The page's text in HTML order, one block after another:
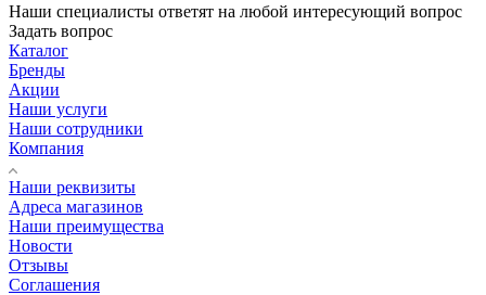
Наши специалисты ответят на любой интересующий вопрос
Задать вопрос
Каталог
Бренды
Акции
Наши услуги
Наши сотрудники
Компания
Наши реквизиты
Адреса магазинов
Наши преимущества
Новости
Отзывы
Соглашения